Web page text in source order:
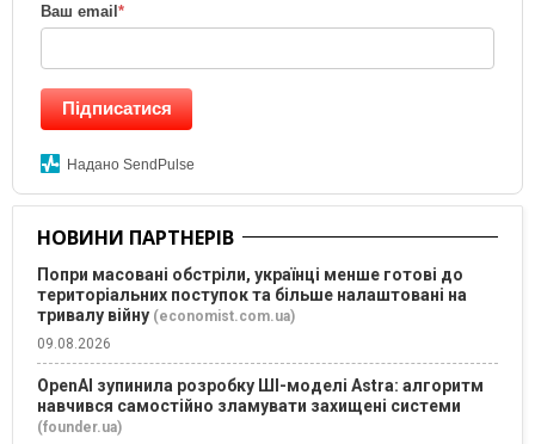
Ваш email*
Підписатися
Надано SendPulse
НОВИНИ ПАРТНЕРІВ
Попри масовані обстріли, українці менше готові до
територіальних поступок та більше налаштовані на
тривалу війну (economist.com.ua)
09.08.2026
OpenAI зупинила розробку ШІ-моделі Astra: алгоритм
навчився самостійно зламувати захищені системи
(founder.ua)